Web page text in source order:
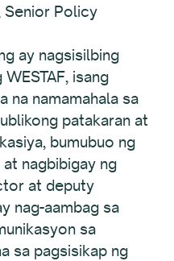
Senior Policy
ay nagsisilbing
isang
na namamahala sa
patakaran at
bumubuo ng
nagbibigay ng
at deputy
nag-aambag sa
sa
sa pagsisikap ng